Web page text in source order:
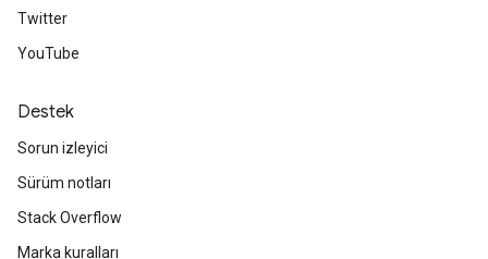
Twitter
YouTube
Destek
Sorun izleyici
Sürüm notları
Stack Overflow
Marka kuralları